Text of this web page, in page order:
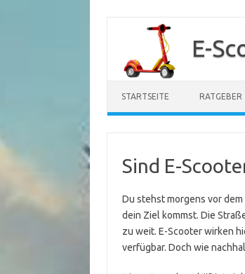
E-
STARTSEITE RATGEBER
Sind E-
Du stehst morgens vor
dein Ziel kommst. Die
zu weit. E-Scooter wirken
verfügbar. Doch wie